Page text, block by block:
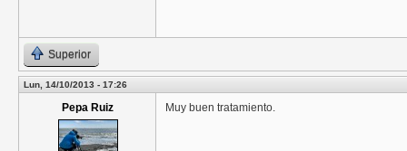
Superior
Lun, 14/10/2013 - 17:26
Pepa Ruiz Muy buen tratamiento.